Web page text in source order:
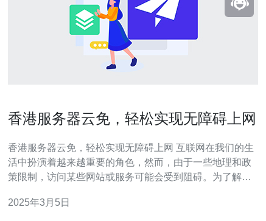
香港服务器云免，轻松实现无障碍上网
香港服务器云免，轻松实现无障碍上网 互联网在我们的生
活中扮演着越来越重要的角色，然而，由于一些地理和政
策限制，访问某些网站或服务可能会受到阻碍。为了解决
将介绍香港服务器云免的基本概念以及如何使用它来实现
2025年3月5日